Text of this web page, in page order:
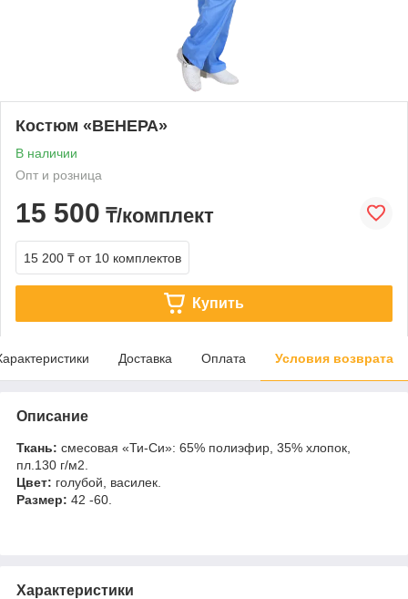
Костюм «ВЕНЕРА»
В наличии
Опт и розница
15 500 ₸/комплект
15 200 ₸ от 10 комплектов
Купить
Доставка Оплата Условия возврата
Описание
Ткань: смесовая «Ти-Си»: 65% полиэфир, 35% хлопок,
пл.130 г/м2.
Цвет: голубой, василек.
Размер: 42 -60.
Характеристики